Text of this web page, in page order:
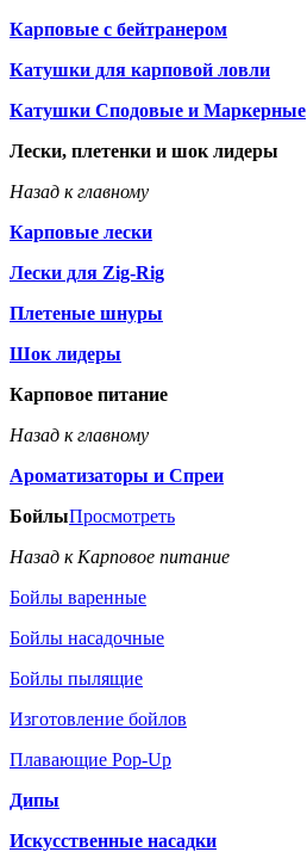
Карповые с бейтранером
Катушки для карповой ловли
Катушки Сподовые и Маркерные
Лески, плетенки и шок лидеры
Назад к главному
Карповые лески
Лески для Zig-Rig
Плетеные шнуры
Шок лидеры
Карповое питание
Назад к главному
Ароматизаторы и Спреи
БойлыПросмотреть
Назад к Карповое питание
Бойлы варенные
Бойлы насадочные
Бойлы пылящие
Изготовление бойлов
Плавающие Pop-Up
Дипы
Искусственные насадки